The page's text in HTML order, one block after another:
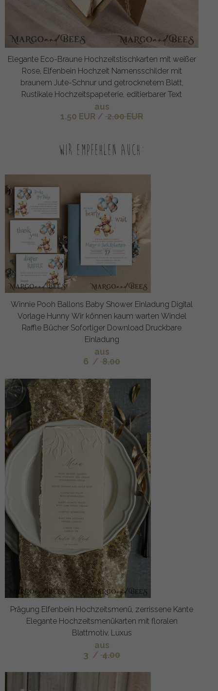
Elegante Eco-Braune Hochzeitstischkarten mit weißer
Rose, Elfenbein Hochzeit Namensschilder mit
braunem Jute-Schnur und getrocknetem Blatt,
Rustikale Hochzeitspapeterie, editierbarer Text
aus
1.50 EUR / 2.00 EUR
Wir empfehlen auch:
Winnie Pooh Ballons Baby Shower Einladung Digital
Vorlage Hunny Wir können kaum warten Windel
Raffle Bücher Sofortiger Download Druckbare
Einladung
aus
6 / 8.00
Prägung Elfenbein Hochzeitsmenü, zerrissene Kante
Elegante Hochzeitsmenükarten mit floralen
Blattmotiv, Luxus
aus
3 / 4.00